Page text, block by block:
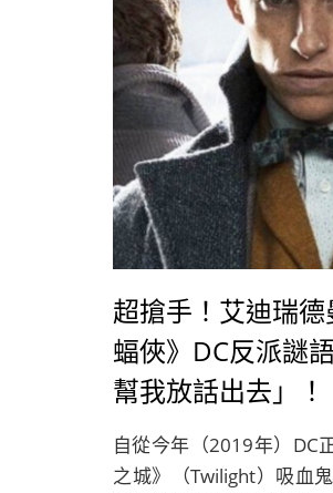
超搶手！艾迪瑞
蝠俠》DC反派謎
幫我放話出去」！
自從今年（2019年）DC
之城》（Twilight）吸血